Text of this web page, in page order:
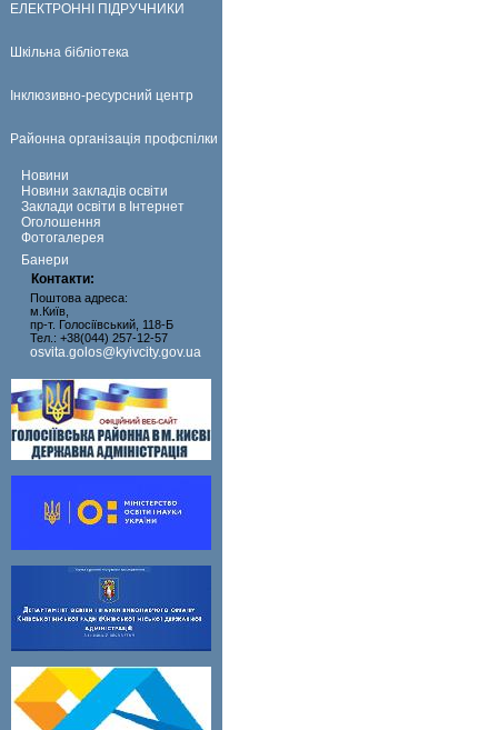
ЕЛЕКТРОННІ ПІДРУЧНИКИ
Шкільна бібліотека
Інклюзивно-ресурсний центр
Районна організація профспілки
Новини
Новини закладів освіти
Заклади освіти в Інтернет
Оголошення
Фотогалерея
Банери
Контакти:
Поштова адреса:
м.Київ,
пр-т. Голосіївський, 118-Б
Тел.: +38(044) 257-12-57
osvita.golos@kyivcity.gov.ua